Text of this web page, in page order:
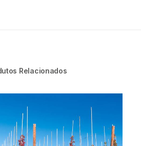
Relacionados